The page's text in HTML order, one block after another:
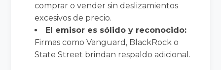
comprar o vender sin deslizamientos
excesivos de precio.
El emisor es sólido y reconocido:
Firmas como Vanguard, BlackRock o
State Street brindan respaldo adicional.